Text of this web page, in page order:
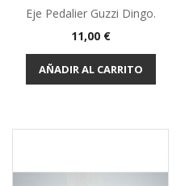
Eje Pedalier Guzzi Dingo.
Precio
11,00 €
AÑADIR AL CARRITO